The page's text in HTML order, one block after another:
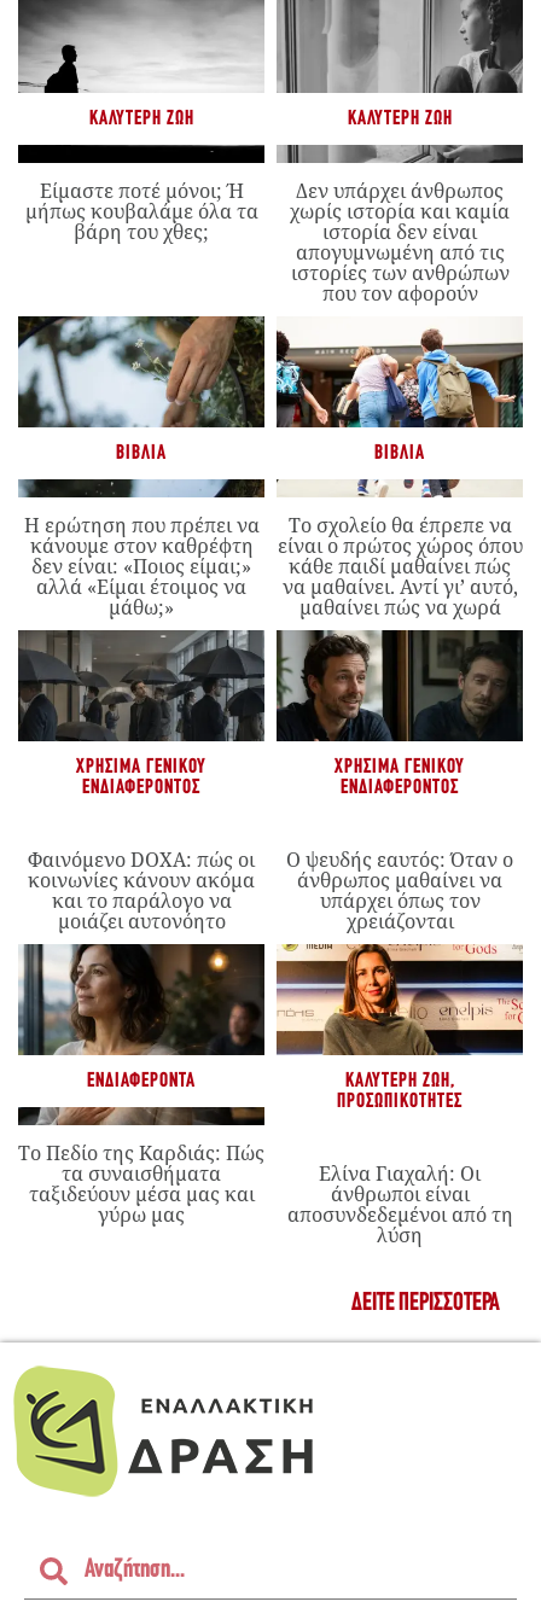
ΚΑΛΎΤΕΡΗ ΖΩΉ
Είμαστε ποτέ μόνοι; Ή
μήπως κουβαλάμε όλα τα
βάρη του χθες;
ΚΑΛΎΤΕΡΗ ΖΩΉ
Δεν υπάρχει άνθρωπος
χωρίς ιστορία και καμία
ιστορία δεν είναι
απογυμνωμένη από τις
ιστορίες των ανθρώπων
που τον αφορούν
ΒΙΒΛΊΑ
Η ερώτηση που πρέπει να
κάνουμε στον καθρέφτη
δεν είναι: «Ποιος είμαι;»
αλλά «Είμαι έτοιμος να
μάθω;»
ΒΙΒΛΊΑ
Το σχολείο θα έπρεπε να
είναι ο πρώτος χώρος όπου
κάθε παιδί μαθαίνει πώς
να μαθαίνει. Αντί γι’ αυτό,
μαθαίνει πώς να χωρά
ΧΡΉΣΙΜΑ ΓΕΝΙΚΟΎ
ΕΝΔΙΑΦΈΡΟΝΤΟΣ
Φαινόμενο DOXA: πώς οι
κοινωνίες κάνουν ακόμα
και το παράλογο να
μοιάζει αυτονόητο
ΧΡΉΣΙΜΑ ΓΕΝΙΚΟΎ
ΕΝΔΙΑΦΈΡΟΝΤΟΣ
Ο ψευδής εαυτός: Όταν ο
άνθρωπος μαθαίνει να
υπάρχει όπως τον
χρειάζονται
ΕΝΔΙΑΦΈΡΟΝΤΑ
Το Πεδίο της Καρδιάς: Πώς
τα συναισθήματα
ταξιδεύουν μέσα μας και
γύρω μας
ΚΑΛΎΤΕΡΗ ΖΩΉ,
ΠΡΟΣΩΠΙΚΌΤΗΤΕΣ
Ελίνα Γιαχαλή: Οι
άνθρωποι είναι
αποσυνδεδεμένοι από τη
λύση
ΔΕΊΤΕ ΠΕΡΙΣΣΌΤΕΡΑ